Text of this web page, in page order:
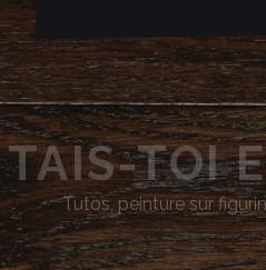
TAIS-TOI
Tutos, peinture sur